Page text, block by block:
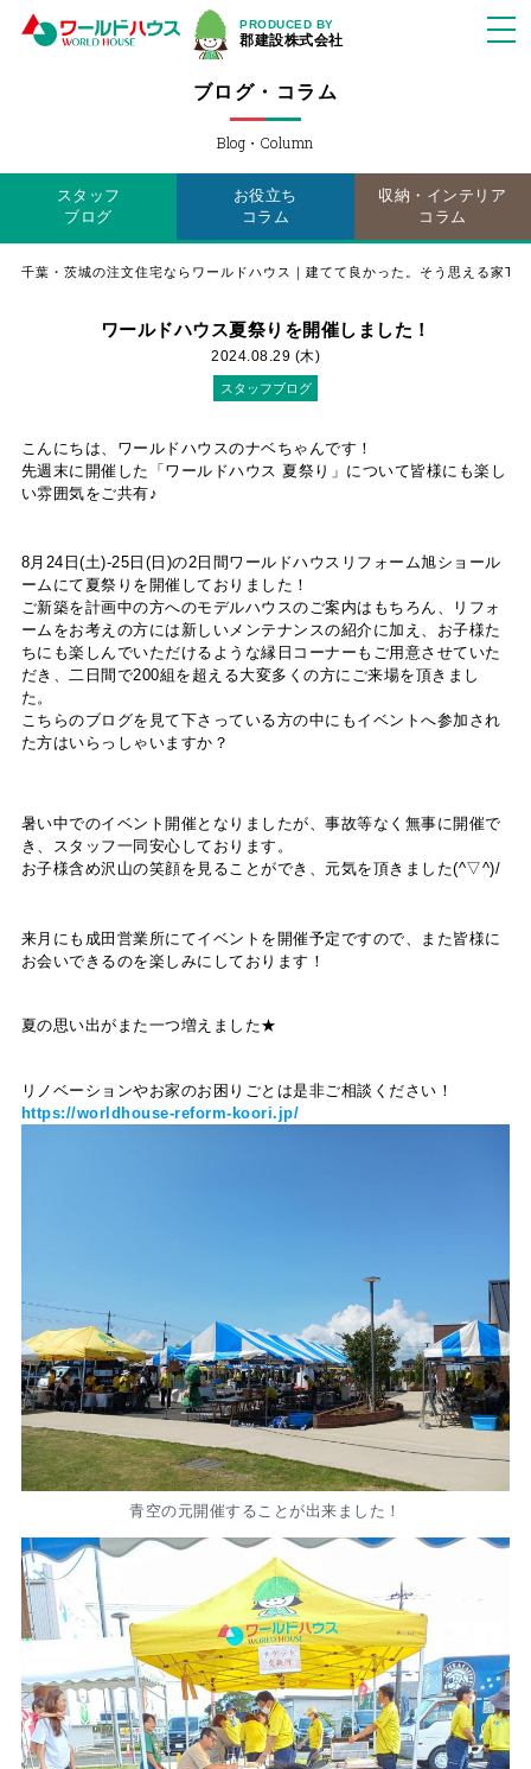
PRODUCED BY
郡建設株式会社
ブログ・コラム
Blog・Column
スタッフ
ブログ
お役立ち
コラム
収納・インテリア
コラム
千葉・茨城の注文住宅ならワールドハウス｜建てて良かった。そう思える家
ワールドハウス夏祭りを開催しました！
2024.08.29 (木)
スタッフブログ
こんにちは、ワールドハウスのナベちゃんです！
先週末に開催した「ワールドハウス 夏祭り」について皆様にも楽し
い雰囲気をご共有♪
8月24日(土)-25日(日)の2日間ワールドハウスリフォーム旭ショール
ームにて夏祭りを開催しておりました！
ご新築を計画中の方へのモデルハウスのご案内はもちろん、リフォ
ームをお考えの方には新しいメンテナンスの紹介に加え、お子様た
ちにも楽しんでいただけるような縁日コーナーもご用意させていた
だき、二日間で200組を超える大変多くの方にご来場を頂きまし
た。
こちらのブログを見て下さっている方の中にもイベントへ参加され
た方はいらっしゃいますか？
暑い中でのイベント開催となりましたが、事故等なく無事に開催で
き、スタッフ一同安心しております。
お子様含め沢山の笑顔を見ることができ、元気を頂きました(^▽^)/
来月にも成田営業所にてイベントを開催予定ですので、また皆様に
お会いできるのを楽しみにしております！
夏の思い出がまた一つ増えました★
リノベーションやお家のお困りごとは是非ご相談ください！
https://worldhouse-reform-koori.jp/
青空の元開催することが出来ました！